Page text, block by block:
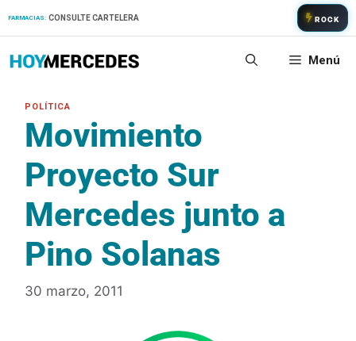
FARMACIAS: CONSULTE CARTELERA ROCK
Menú
Movimiento
Proyecto Sur
Mercedes junto a
Pino Solanas
30 marzo, 2011